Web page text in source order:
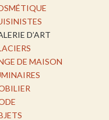
D’ART
DE MAISON